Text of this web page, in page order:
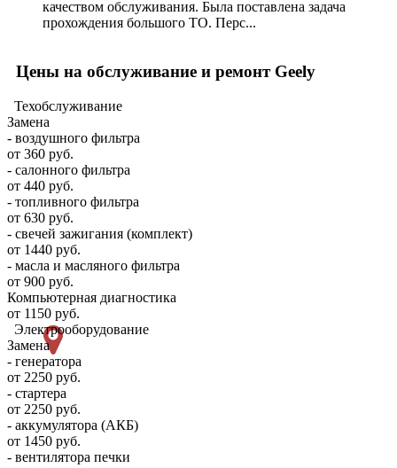
качеством обслуживания. Была поставлена задача
прохождения большого ТО. Перс...
Цены на обслуживание и ремонт Geely
Техобслуживание
Замена
- воздушного фильтра
от 360 руб.
- салонного фильтра
от 440 руб.
- топливного фильтра
от 630 руб.
- свечей зажигания (комплект)
от 1440 руб.
- масла и масляного фильтра
от 900 руб.
Компьютерная диагностика
от 1150 руб.
Электрооборудование
Замена
- генератора
от 2250 руб.
- стартера
от 2250 руб.
- аккумулятора (АКБ)
от 1450 руб.
- вентилятора печки